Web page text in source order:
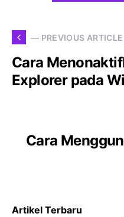
— PREVIOUS ARTICLE
Cara
Explorer pada
Cara
Artikel Terbaru